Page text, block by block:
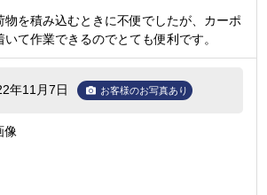
物を積み込むときに不便でしたが、カーポ
て作業できるのでとても便利です。
年11月7日 お客様のお写真あり